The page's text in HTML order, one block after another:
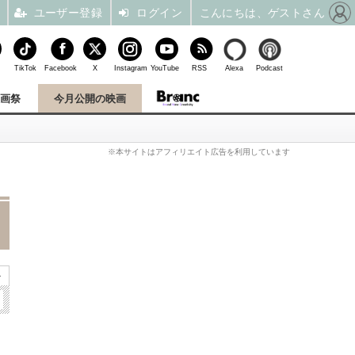
祭 今月公開の映画
※本サイトはアフィリエイト広告を利用しています
TikTok Facebook X Instagram YouTube RSS Alexa Podcast
ユーザー登録 ログイン こんにちは、ゲストさん